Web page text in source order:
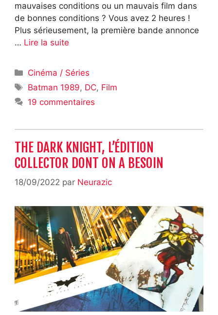
mauvaises conditions ou un mauvais film dans
de bonnes conditions ? Vous avez 2 heures !
Plus sérieusement, la première bande annonce
… Lire la suite
Catégories
Cinéma / Séries
Étiquettes
Batman 1989, DC, Film
19 commentaires
THE DARK KNIGHT, L’ÉDITION
COLLECTOR DONT ON A BESOIN
18/09/2022 par Neurazic